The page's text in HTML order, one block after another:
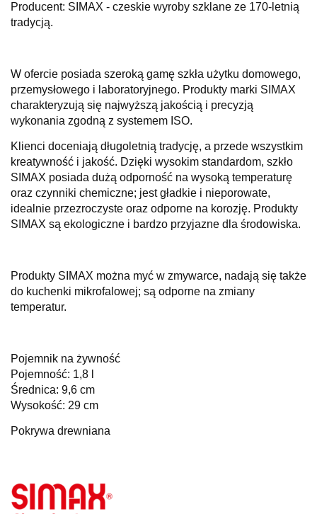
Producent: SIMAX - czeskie wyroby szklane ze 170-letnią
tradycją.
W ofercie posiada szeroką gamę szkła użytku domowego,
przemysłowego i laboratoryjnego. Produkty marki SIMAX
charakteryzują się najwyższą jakością i precyzją
wykonania zgodną z systemem ISO.
Kl ienci doceniają długoletnią tradycję, a przede wszystkim
kreatywność i jakość. Dzięki wysokim standardom, szkło
SIMAX posiada dużą odporność na wysoką temperaturę
oraz czynniki chemiczne; jest gładkie i nieporowate,
idealnie przezroczyste oraz odporne na korozję. Produkty
SIMAX są ekologiczne i bardzo przyjazne dla środowiska.
Produkty SIMAX można myć w zmywarce, nadają się także
do kuchenki mikrofalowej; są odporne na zmiany
temperatur.
Pojemnik na żywność
Pojemność: 1,8 l
Średnica: 9,6 cm
Wysokość: 29 cm
Pokrywa drewniana